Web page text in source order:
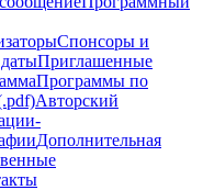
Спонсоры и
Приглашенные
Программы по
Авторский
Дополнительная